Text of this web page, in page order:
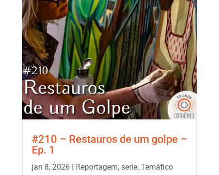
#210 – Restauros de um golpe –
Ep. 1
jan 8, 2026| Reportagem, serie, Temático